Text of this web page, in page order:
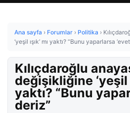
Ana sayfa › Forumlar › Politika ›
‘yeşil ışık’ mı yaktı? “Bunu yaparlarsa
Kılıçdaroğlu
değişikliğine ‘yeşil
yaktı? “Bunu
deriz”